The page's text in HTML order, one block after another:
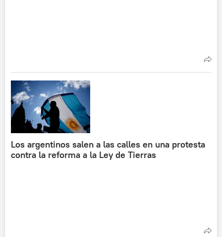
Los argentinos salen a las calles en una protesta
contra la reforma a la Ley de Tierras